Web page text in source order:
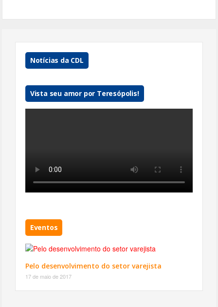
Notícias da CDL
Vista seu amor por Teresópolis!
Eventos
Pelo desenvolvimento do setor varejista
17 de maio de 2017